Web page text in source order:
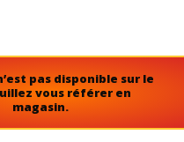
pas disponible sur le
vous référer en
magasin.